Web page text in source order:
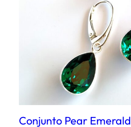
Conjunto Pear Emerald